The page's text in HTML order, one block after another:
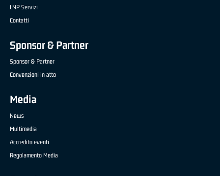
LNP Servizi
Contatti
Sponsor & Partner
Sponsor & Partner
Convenzioni in atto
Media
News
Multimedia
Accredito eventi
Regolamento Media